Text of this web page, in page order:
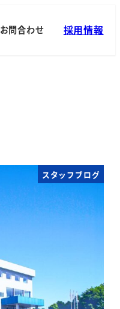
お問合わせ 採用情報
スタッフブログ